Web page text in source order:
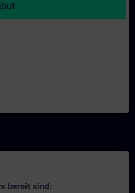
bereit sind: